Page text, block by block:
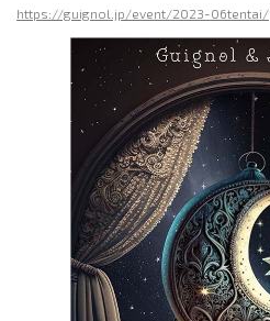
https://guignol.jp/event/2023-06tentai/